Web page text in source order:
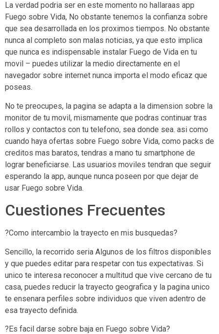
La verdad podri­a ser en este momento no hallaraas app
Fuego sobre Vida, No obstante tenemos la confianza sobre
que sea desarrollada en los proximos tiempos. No obstante
nunca al completo son malas noticias, ya que esto implica
que nunca es indispensable instalar Fuego de Vida en tu
movil – puedes utilizar la medio directamente en el
navegador sobre internet nunca importa el modo eficaz que
poseas.
No te preocupes, la pagina se adapta a la dimension sobre la
monitor de tu movil, mismamente que podras continuar tras
rollos y contactos con tu telefono, sea donde sea. asi­ como
cuando haya ofertas sobre Fuego sobre Vida, como packs de
creditos mas baratos, tendras a mano tu smartphone de
lograr beneficiarse. Las usuarios moviles tendran que seguir
esperando la app, aunque nunca poseen por que dejar de
usar Fuego sobre Vida.
Cuestiones Frecuentes
?Como intercambio la trayecto en mis busquedas?
Sencillo, la recorrido seri­a Algunos de los filtros disponibles
y que puedes editar para respetar con tus expectativas. Si
unico te interesa reconocer a multitud que vive cercano de tu
casa, puedes reducir la trayecto geografica y la pagina unico
te ensenara perfiles sobre individuos que viven adentro de
esa trayecto definida.
?Es facil darse sobre baja en Fuego sobre Vida?